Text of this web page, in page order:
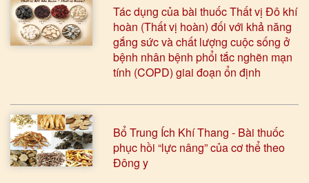
Tác dụng của bài thuốc Thất vị Đô khí
hoàn (Thất vị hoàn) đối với khả năng
gắng sức và chất lượng cuộc sống ở
bệnh nhân bệnh phổi tắc nghẽn mạn
tính (COPD) giai đoạn ổn định
Bổ Trung Ích Khí Thang - Bài thuốc
phục hồi “lực nâng” của cơ thể theo
Đông y